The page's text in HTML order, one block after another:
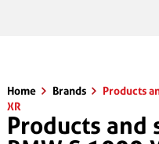
Home Brands
Products
XR
Products and